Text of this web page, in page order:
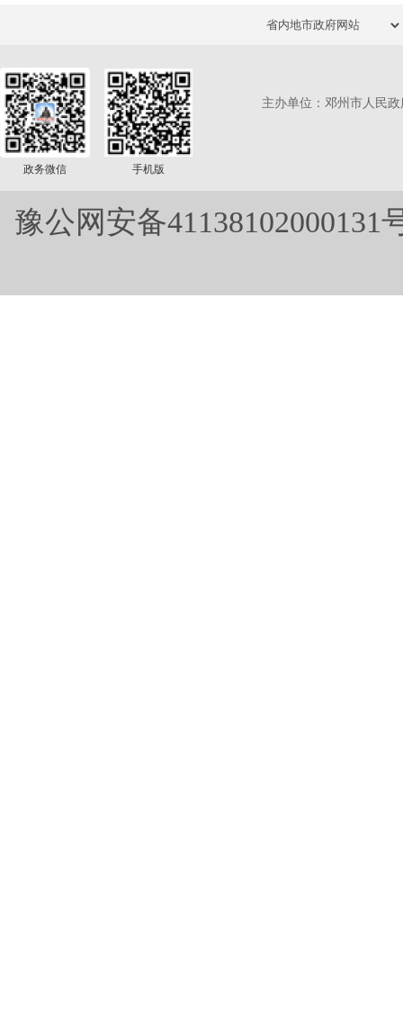
政务微信 手机版
主办单位：邓州市人民
豫公网安备41138102000131